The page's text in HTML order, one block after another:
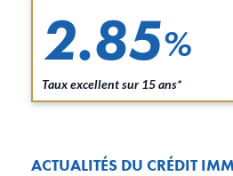
2.85%
Taux excellent sur 15 ans*
ACTUALITÉS DU CRÉDIT